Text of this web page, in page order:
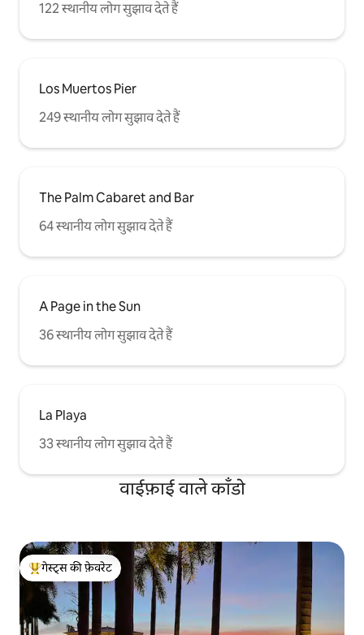
122 स्थानीय लोग सुझाव देते हैं
Los Muertos Pier
249 स्थानीय लोग सुझाव देते हैं
The Palm Cabaret and Bar
64 स्थानीय लोग सुझाव देते हैं
A Page in the Sun
36 स्थानीय लोग सुझाव देते हैं
La Playa
33 स्थानीय लोग सुझाव देते हैं
वाईफ़ाई वाले काँडो
गेस्ट्स का टॉप फ़ेवरेट
गेस्ट्स की फ़ेवरेट